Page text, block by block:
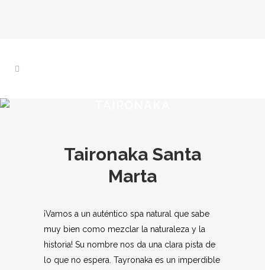
Taironaka Santa
Marta
¡Vamos a un auténtico spa natural que sabe
muy bien como mezclar la naturaleza y la
historia! Su nombre nos da una clara pista de
lo que no espera. Tayronaka es un imperdible